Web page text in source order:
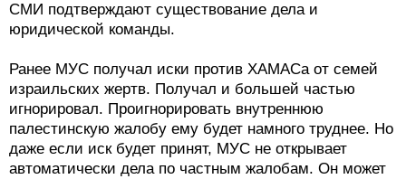
СМИ подтверждают существование дела и
юридической команды.
Ранее МУС получал иски против ХАМАСа от семей
израильских жертв. Получал и большей частью
игнорировал. Проигнорировать внутреннюю
палестинскую жалобу ему будет намного труднее. Но
даже если иск будет принят, МУС не открывает
автоматически дела по частным жалобам. Он может